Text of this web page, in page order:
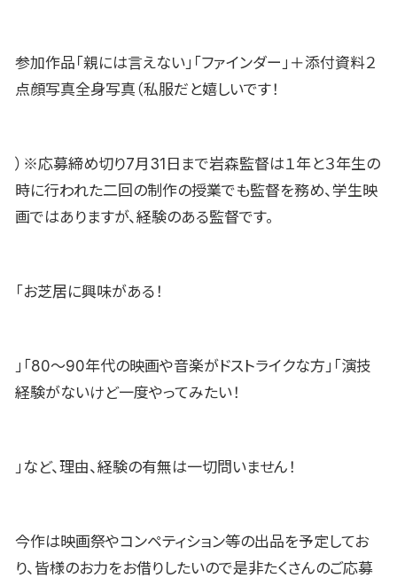
参加作品「親には言えない」「ファインダー」＋添付資料２
点顔写真全身写真（私服だと嬉しいです！
）※応募締め切り7月31日まで岩森監督は１年と３年生の
時に行われた二回の制作の授業でも監督を務め、学生映
画ではありますが、経験のある監督です。
「お芝居に興味がある！
」「80〜90年代の映画や音楽がドストライクな方」「演技
経験がないけど一度やってみたい！
」など、理由、経験の有無は一切問いません！
今作は映画祭やコンペティション等の出品を予定してお
り、皆様のお力をお借りしたいので是非たくさんのご応募